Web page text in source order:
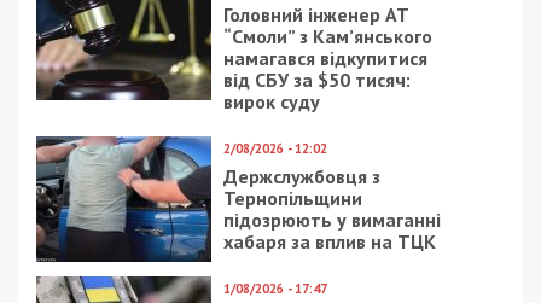
Головний інженер АТ
“Смоли” з Кам’янського
намагався відкупитися
від СБУ за $50 тисяч:
вирок суду
2/08/2026 - 12:02
Держслужбовця з
Тернопільщини
підозрюють у вимаганні
хабаря за вплив на ТЦК
1/08/2026 - 17:47